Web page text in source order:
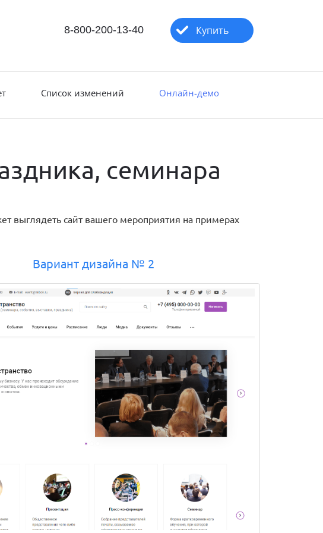
8-800-200-13-40 Купить
Список изменений Онлайн-демо
семинара
выглядеть сайт вашего мероприятия на примерах
Вариант дизайна № 2